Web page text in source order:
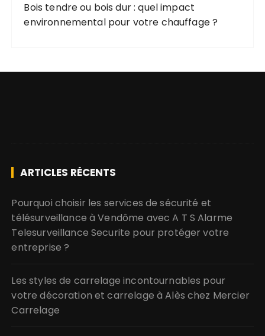
Bois tendre ou bois dur : quel impact
environnemental pour votre chauffage ?
ARTICLES RÉCENTS
Pourquoi choisir les services de sécurité et
télésurveillance à Vendôme avec A T S Alarme
Telesurveillance Securite pour protéger votre
entreprise ?
Les styles de carrelage incontournables pour
votre décoration et carrelage à Alès chez Mercier
Carrelage